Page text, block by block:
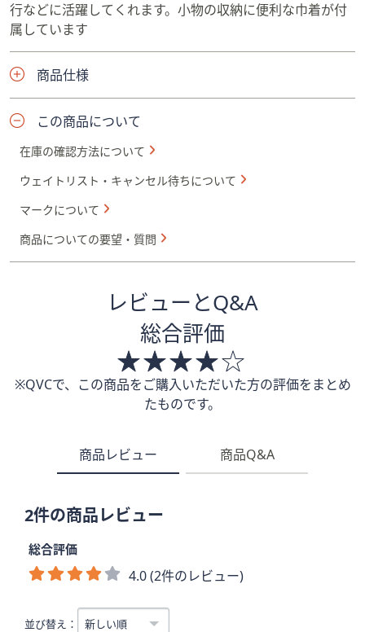
行などに活躍してくれます。小物の収納に便利な巾着が付
属しています
商品仕様
この商品について
在庫の確認方法について
ウェイトリスト・キャンセル待ちについて
マークについて
商品についての要望・質問
レビューとQ&A
総合評価
※QVCで、この商品をご購入いただいた方の評価をまとめ
たものです。
商品レビュー 商品Q&A
2件の商品レビュー
総合評価
4.0 (2件のレビュー)
並び替え：